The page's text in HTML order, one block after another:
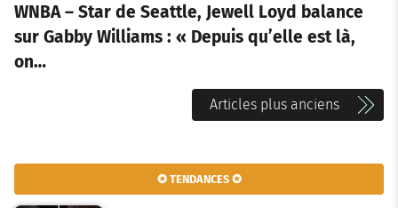
WNBA – Star de Seattle, Jewell Loyd balance
sur Gabby Williams : « Depuis qu’elle est là,
on…
v
i
Articles plus anciens
✪ TENDANCES ✪